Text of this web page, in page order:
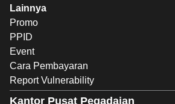
Lainnya
Promo
PPID
Event
Cara Pembayaran
Report Vulnerability
Kantor Pusat Pegadaian